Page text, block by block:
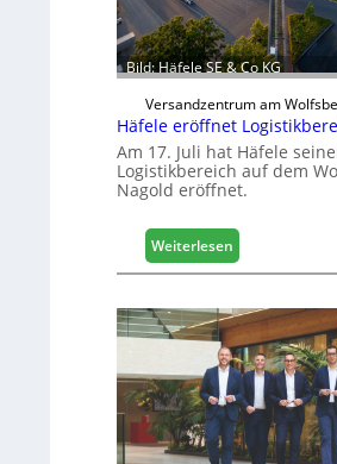
a
u
d
i
g
t
a
i
s
i
e
r
t
s
i
c
h
Bild: Häfele SE & Co KG
Versandzentrum am
Häfele eröffnet
Am 17. Juli hat Häfele
Logistikbereich auf dem
Nagold eröffnet.
Weiterlesen
H
f
e
l
e
e
r
ö